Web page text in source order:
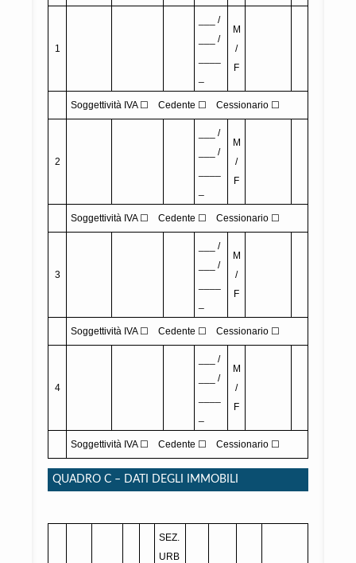
1
___ /
___ /
M
/
F
Soggettività IVA ☐ Cedente ☐ Cessionario ☐
2
___ /
___ /
M
/
F
Soggettività IVA ☐ Cedente ☐ Cessionario ☐
3
___ /
___ /
M
/
F
Soggettività IVA ☐ Cedente ☐ Cessionario ☐
4
___ /
___ /
M
/
F
Soggettività IVA ☐ Cedente ☐ Cessionario ☐
QUADRO C – DATI DEGLI IMMOBILI
SEZ.
URB